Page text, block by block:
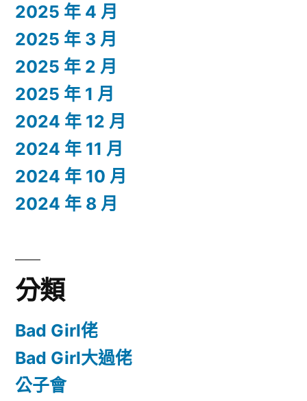
2025 年 4 月
2025 年 3 月
2025 年 2 月
2025 年 1 月
2024 年 12 月
2024 年 11 月
2024 年 10 月
2024 年 8 月
分類
Bad Girl佬
Bad Girl大過佬
公子會